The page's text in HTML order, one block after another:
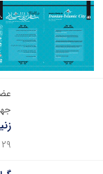
۲۹ خرداد ۱۴۰۰